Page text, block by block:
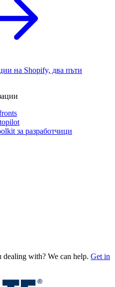
на Shopify, два пъти
за разработчици
dealing with? We can help. Get in